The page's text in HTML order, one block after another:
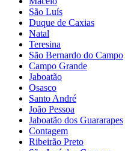
São Luís
Duque de Caxias
Natal
Teresina
São Bernardo do Campo
Campo Grande
Jaboatão
Osasco
Santo André
João Pessoa
Jaboatão dos Guararapes
Contagem
Ribeirão Preto